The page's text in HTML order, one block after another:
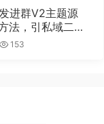
进群V2主题源
法，引私域二次
153